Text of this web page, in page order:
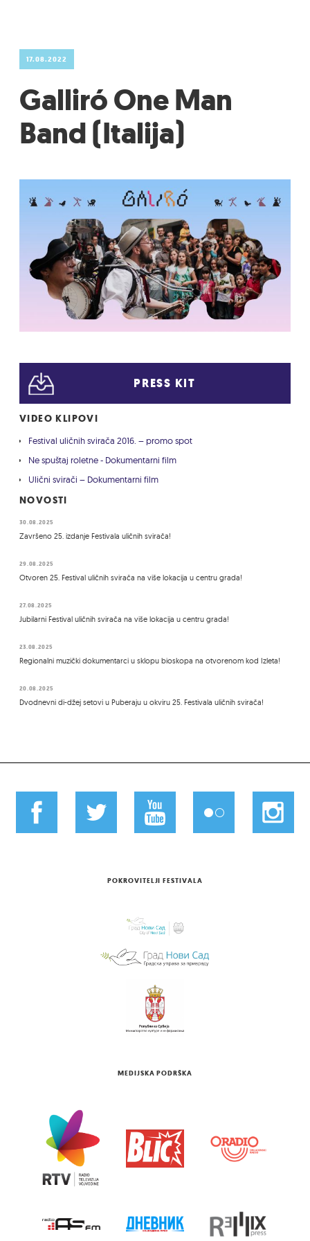
17.08.2022
Galliró One Man
Band (Italija)
PRESS KIT
VIDEO KLIPOVI
Festival uličnih svirača 2016. – promo spot
Ne spuštaj roletne - Dokumentarni film
Ulični svirači – Dokumentarni film
NOVOSTI
30.08.2025
Završeno 25. izdanje Festivala uličnih svirača!
29.08.2025
Otvoren 25. Festival uličnih svirača na više lokacija u centru grada!
27.08.2025
Jubilarni Festival uličnih svirača na više lokacija u centru grada!
23.08.2025
Regionalni muzički dokumentarci u sklopu bioskopa na otvorenom kod Izleta!
20.08.2025
Dvodnevni di-džej setovi u Puberaju u okviru 25. Festivala uličnih svirača!
POKROVITELJI FESTIVALA
MEDIJSKA PODRŠKA